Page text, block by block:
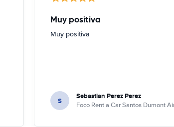
Muy positiva
Muy positiva
S Sebastian Perez Perez
Foco Rent a Car Santos Dumont